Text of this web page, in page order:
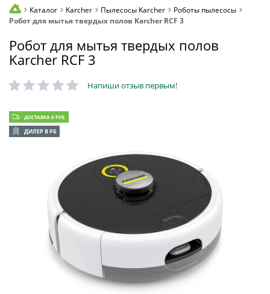
Каталог Karcher Пылесосы Karcher
Роботы пылесосы
Робот для мытья твердых полов Karcher RCF 3
Робот для мытья твердых полов
Karcher RCF 3
Напиши отзыв первым!
ДОСТАВКА 0 РУБ.
ДИЛЕР В РБ